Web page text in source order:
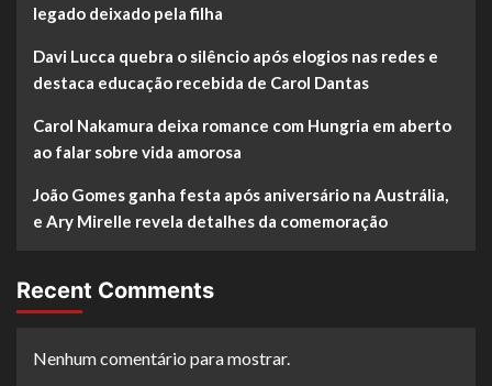
legado deixado pela filha
Davi Lucca quebra o silêncio após elogios nas redes e
destaca educação recebida de Carol Dantas
Carol Nakamura deixa romance com Hungria em aberto
ao falar sobre vida amorosa
João Gomes ganha festa após aniversário na Austrália,
e Ary Mirelle revela detalhes da comemoração
Recent Comments
Nenhum comentário para mostrar.